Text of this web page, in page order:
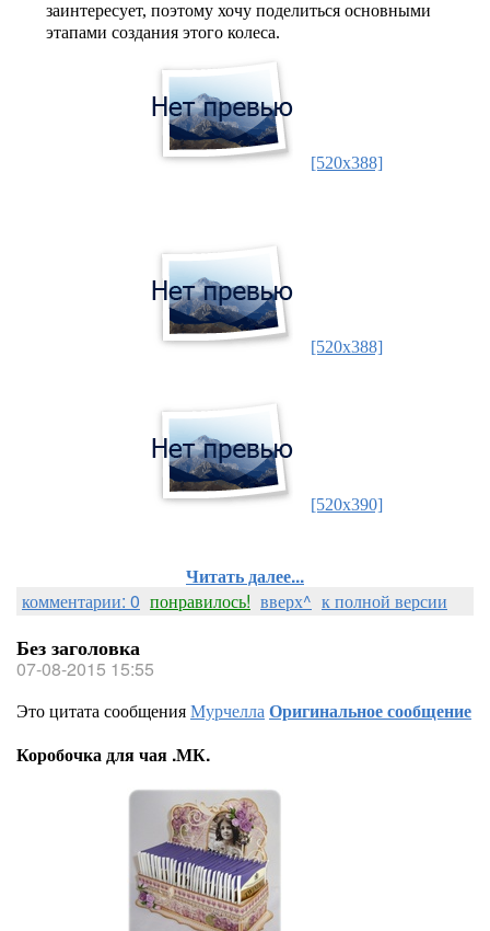
заинтересует, поэтому хочу поделиться основными
этапами создания этого колеса.
[520x388]
[520x388]
[520x390]
Читать далее...
комментарии: 0 понравилось! вверх^ к полной версии
Без заголовка
07-08-2015 15:55
Это цитата сообщенияМурчеллаОригинальное сообщение
Коробочка для чая .МК.